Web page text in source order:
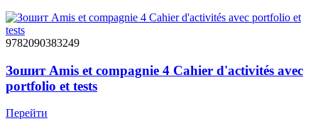
9782090383249
Зошит Amis et compagnie 4 Cahier d'activités avec
portfolio et tests
Перейти